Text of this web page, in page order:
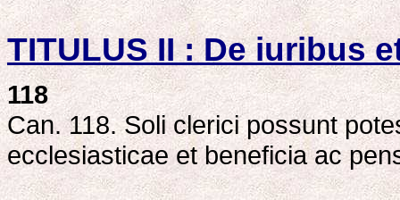
TITULUS II : De iuribus
118
Can. 118. Soli clerici possunt
ecclesiasticae et beneficia ac